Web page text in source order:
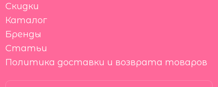
Скидки
Каталог
Бренды
Статьи
Политика доставки и возврата товаров